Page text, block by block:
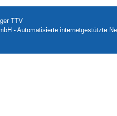
TTV
- Automatisierte internetgestützte